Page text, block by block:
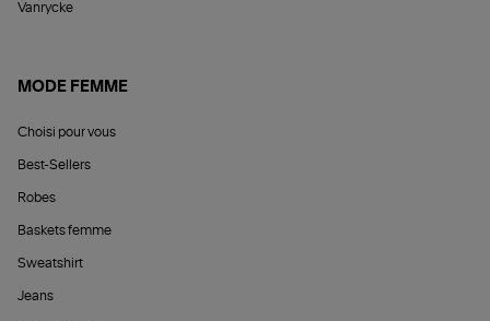
Vanrycke
MODE FEMME
Choisi pour vous
Best-Sellers
Robes
Baskets femme
Sweatshirt
Jeans